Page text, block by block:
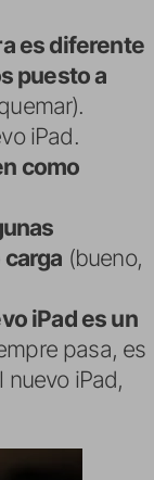
es diferente
puesto a
iPad.
como
(bueno,
iPad es un
pasa, es
iPad,